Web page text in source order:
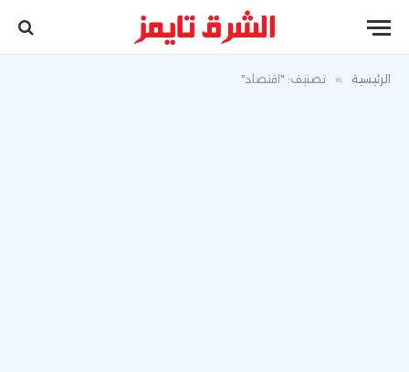
الرئيسية » تصنيف: "اقتصاد"